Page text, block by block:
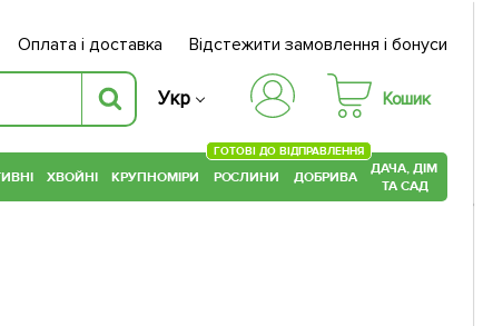
Оплата і доставка Відстежити замовлення і бонуси
Укр Кошик
ХВОЙНІ КРУПНОМІРИ РОСЛИНИ
ГОТОВІ ДО ВІДПРАВЛЕННЯ
ДОБРИВА
ДАЧА, ДІМ
ТА САД